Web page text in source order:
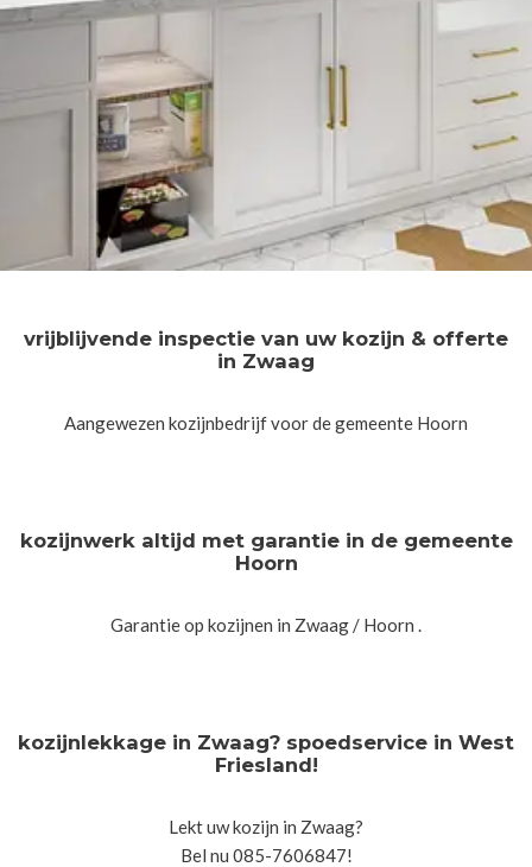
vrijblijvende inspectie van uw kozijn & offerte
in Zwaag
Aangewezen kozijnbedrijf voor de gemeente Hoorn
kozijnwerk altijd met garantie in de gemeente
Hoorn
Garantie op kozijnen in Zwaag / Hoorn .
kozijnlekkage in Zwaag? spoedservice in West
Friesland!
Lekt uw kozijn in Zwaag?
Bel nu 085-7606847!